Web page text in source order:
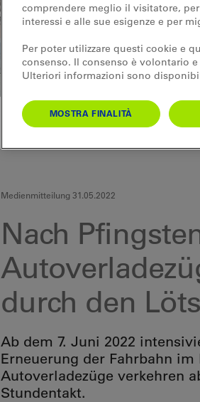
Medienmitteilung 31.05.2022
Nach
durch den
Ab dem 7. Juni 2022
Erneuerung der Fahrbahn
Autoverladezüge verkehren
Stundentakt.
comprendere meglio il visitatore,
interessi e alle sue esigenze e per
Per poter utilizzare questi cookie e
consenso. Il consenso è volontario
Ulteriori informazioni sono
MOSTRA FINALITÀ